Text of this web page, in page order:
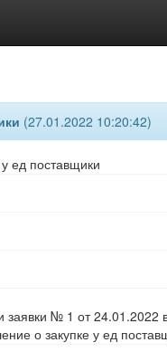
(27.01.2022 10:20:42)
ед поставщики
№ 1 от 24.01.2022
о закупке у ед